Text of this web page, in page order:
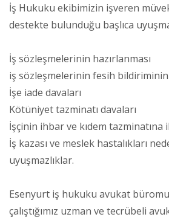
İş Hukuku ekibimizin işveren
destekte bulunduğu başlıca
İş sözleşmelerinin hazırlanması
iş sözleşmelerinin fesih bildiriminin
İşe iade davaları
Kötüniyet tazminatı davaları
İşçinin ihbar ve kıdem tazminatına
İş kazası ve meslek hastalıkları
uyuşmazlıklar.
Esenyurt iş hukuku avukat
çalıştığımız uzman ve tecrübeli